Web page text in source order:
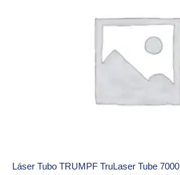
Láser Tubo TRUMPF TruLaser Tube 7000